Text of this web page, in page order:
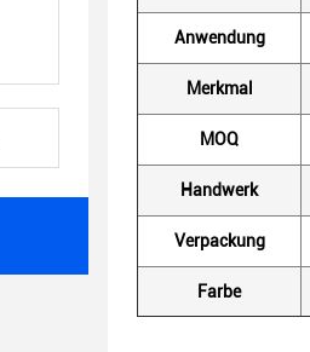
Anwendung
Merkmal
MOQ
Handwerk
Verpackung
Farbe